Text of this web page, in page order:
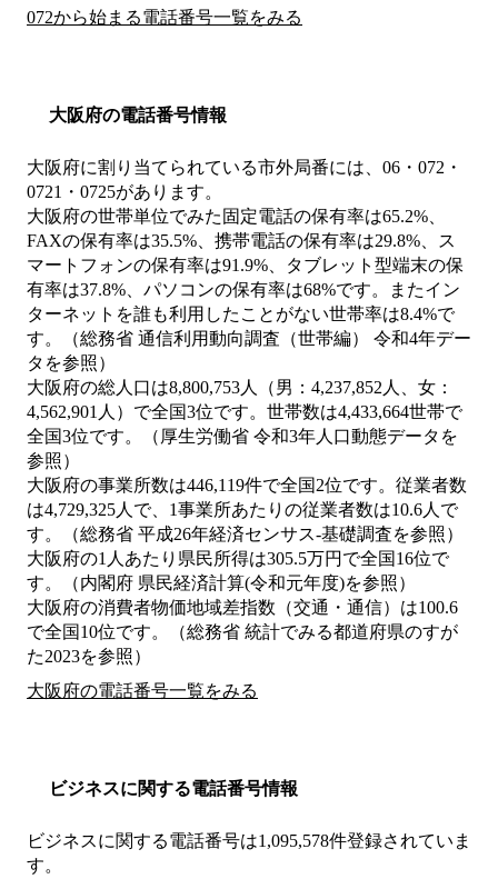
072から始まる電話番号一覧をみる
大阪府の電話番号情報
大阪府に割り当てられている市外局番には、06・072・
0721・0725があります。
大阪府の世帯単位でみた固定電話の保有率は65.2%、
FAXの保有率は35.5%、携帯電話の保有率は29.8%、ス
マートフォンの保有率は91.9%、タブレット型端末の保
有率は37.8%、パソコンの保有率は68%です。またイン
ターネットを誰も利用したことがない世帯率は8.4%で
す。（総務省 通信利用動向調査（世帯編） 令和4年デー
タを参照）
大阪府の総人口は8,800,753人（男：4,237,852人、女：
4,562,901人）で全国3位です。世帯数は4,433,664世帯で
全国3位です。（厚生労働省 令和3年人口動態データを
参照）
大阪府の事業所数は446,119件で全国2位です。従業者数
は4,729,325人で、1事業所あたりの従業者数は10.6人で
す。（総務省 平成26年経済センサス‐基礎調査を参照）
大阪府の1人あたり県民所得は305.5万円で全国16位で
す。（内閣府 県民経済計算(令和元年度)を参照）
大阪府の消費者物価地域差指数（交通・通信）は100.6
で全国10位です。（総務省 統計でみる都道府県のすが
た2023を参照）
大阪府の電話番号一覧をみる
ビジネスに関する電話番号情報
ビジネスに関する電話番号は1,095,578件登録されていま
す。